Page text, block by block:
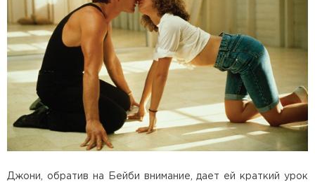
Джони, обратив на Бейби внимание, дает ей краткий урок